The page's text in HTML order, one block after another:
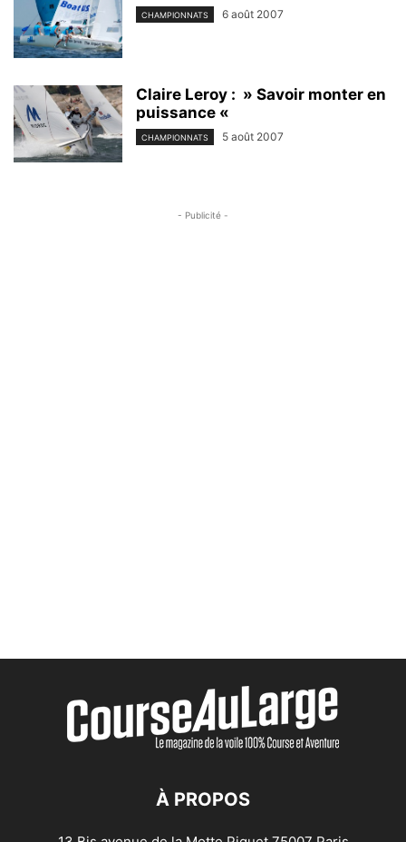
CHAMPIONNATS 6 août 2007
Claire Leroy : » Savoir monter en
puissance «
CHAMPIONNATS 5 août 2007
- Publicité -
À PROPOS